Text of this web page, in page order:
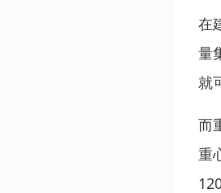
在
量
就
而
重